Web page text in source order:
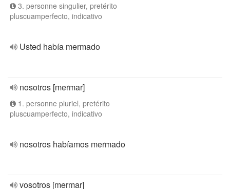
3. personne singulier, pretérito
pluscuamperfecto, indicativo
Usted había mermado
nosotros [mermar]
1. personne pluriel, pretérito
pluscuamperfecto, indicativo
nosotros habíamos mermado
vosotros [mermar]